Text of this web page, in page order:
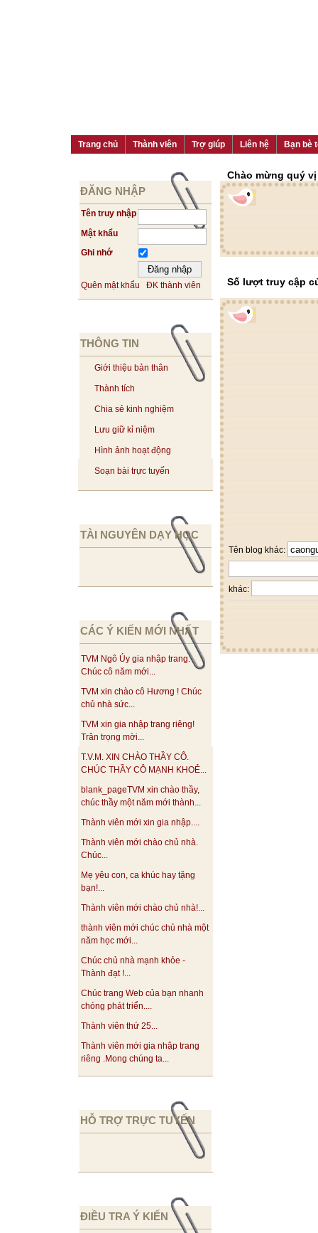
Trang chủ Thành viên Trợ giúp Liên hệ Bạn bè
ĐĂNG NHẬP
Tên truy nhập
Mật khẩu
Ghi nhớ
Quên mật khẩu ĐK thành viên
THÔNG TIN
Giới thiệu bản thân
Thành tích
Chia sẻ kinh nghiệm
Lưu giữ kỉ niệm
Hình ảnh hoạt động
Soạn bài trực tuyến
TÀI NGUYÊN DẠY HỌC
CÁC Ý KIẾN MỚI NHẤT
TVM Ngô Úy gia nhập trang.
Chúc cô năm mới...
TVM xin chào cô Hương ! Chúc
chủ nhà sức...
TVM xin gia nhập trang riêng!
Trân trọng mời...
T.V.M. XIN CHÀO THẦY CÔ.
CHÚC THẦY CÔ MẠNH KHOẺ...
blank_pageTVM xin chào thầy,
chúc thầy một năm mới thành...
Thành viên mới xin gia nhập....
Thành viên mới chào chủ nhà.
Chúc...
Mẹ yêu con, ca khúc hay tặng
bạn!...
Thành viên mới chào chủ nhà!...
thành viên mới chúc chủ nhà một
năm học mới...
Chúc chủ nhà mạnh khỏe -
Thành đạt !...
Chúc trang Web của bạn nhanh
chóng phát triển....
Thành viên thứ 25...
Thành viên mới gia nhập trang
riêng .Mong chúng ta...
HỖ TRỢ TRỰC TUYẾN
ĐIỀU TRA Ý KIẾN
Chào mừng quý
Số lượt truy cập
Tên blog khác:
khác: